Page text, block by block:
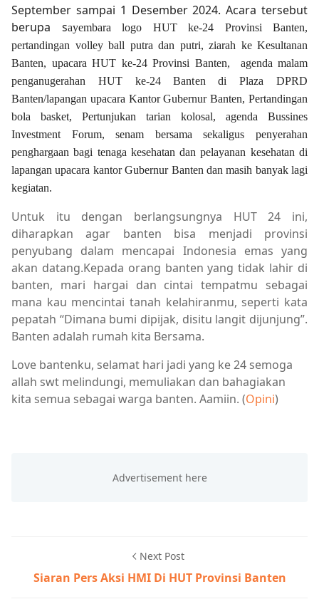
September sampai 1 Desember 2024. Acara tersebut
berupa sayembara logo HUT ke-24 Provinsi Banten,
pertandingan volley ball putra dan putri, ziarah ke Kesultanan
Banten, upacara HUT ke-24 Provinsi Banten, agenda malam
penganugerahan HUT ke-24 Banten di Plaza DPRD
Banten/lapangan upacara Kantor Gubernur Banten, Pertandingan
bola basket, Pertunjukan tarian kolosal, agenda Bussines
Investment Forum, senam bersama sekaligus penyerahan
penghargaan bagi tenaga kesehatan dan pelayanan kesehatan di
lapangan upacara kantor Gubernur Banten dan masih banyak lagi
kegiatan.
Untuk itu dengan berlangsungnya HUT 24 ini,
diharapkan agar banten bisa menjadi provinsi
penyubang dalam mencapai Indonesia emas yang
akan datang.Kepada orang banten yang tidak lahir di
banten, mari hargai dan cintai tempatmu sebagai
mana kau mencintai tanah kelahiranmu, seperti kata
pepatah “Dimana bumi dipijak, disitu langit dijunjung”.
Banten adalah rumah kita Bersama.
Love bantenku, selamat hari jadi yang ke 24 semoga
allah swt melindungi, memuliakan dan bahagiakan
kita semua sebagai warga banten. Aamiin. (Opini)
Next Post
Siaran Pers Aksi HMI Di HUT Provinsi Banten